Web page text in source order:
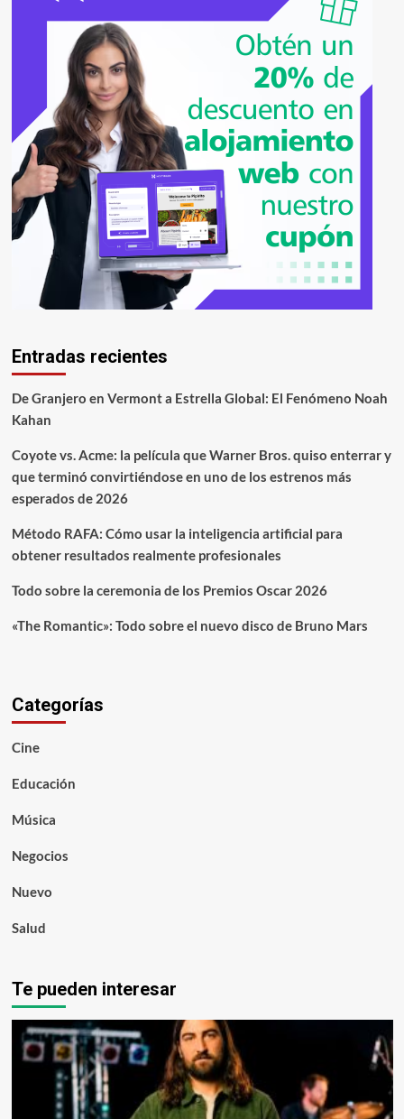
Entradas recientes
De Granjero en Vermont a Estrella Global: El Fenómeno Noah
Kahan
Coyote vs. Acme: la película que Warner Bros. quiso enterrar y
que terminó convirtiéndose en uno de los estrenos más
esperados de 2026
Método RAFA: Cómo usar la inteligencia artificial para
obtener resultados realmente profesionales
Todo sobre la ceremonia de los Premios Oscar 2026
«The Romantic»: Todo sobre el nuevo disco de Bruno Mars
Categorías
Cine
Educación
Música
Negocios
Nuevo
Salud
Te pueden interesar